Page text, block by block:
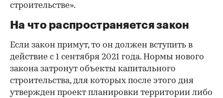
строительстве».
На что распространяется закон
Если закон примут, то он должен вступить в
действие с 1 сентября 2021 года. Нормы нового
закона затронут объекты капитального
строительства, для которых после этого дня
утвержден проект планировки территории либо